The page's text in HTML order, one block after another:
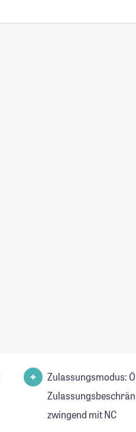
Zulassungsmodus:
zwingend mit NC